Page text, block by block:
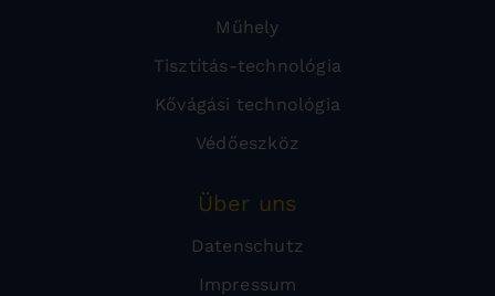
Műhely
Tisztítás-technológia
Kővágási technológia
Védőeszköz
Über uns
Datenschutz
Impressum